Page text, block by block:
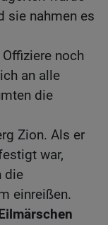
sie nahmen es
noch
an alle
die
Zion. Als er
war,
die
einreißen.